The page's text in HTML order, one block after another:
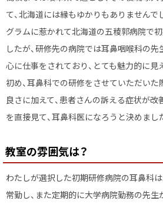
て、北海道には縁もゆかりもありませんで
グラムに惹かれて北海道の五稜郭病院で
したが、研修先の病院では耳鼻咽喉科の
心に仕事をされており、とても魅力的に見
初め、耳鼻科での研修をさせていただいた
良さに加えて、患者さんの訴える症状が
を直接見て、耳鼻科医になろうと決めまし
教室の雰囲気は？
わたしが選択した初期研修病院の耳鼻科
常勤し、また定期的に大学病院勤務の先